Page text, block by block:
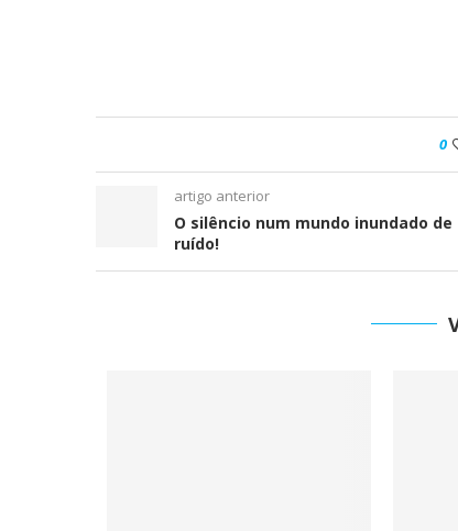
0
artigo anterior
O silêncio num mundo inundado de
ruído!